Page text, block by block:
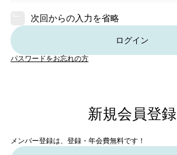
次回からの入力を省略
ログイン
パスワードをお忘れの方
新規会員登録
メンバー登録は、登録・年会費無料です！